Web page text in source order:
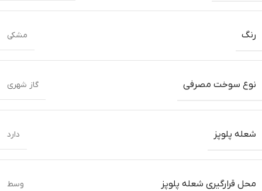
رنگ مشکی
نوع سوخت مصرفی گاز شهری
شعله پلوپز دارد
محل قرارگیری شعله پلوپز وسط